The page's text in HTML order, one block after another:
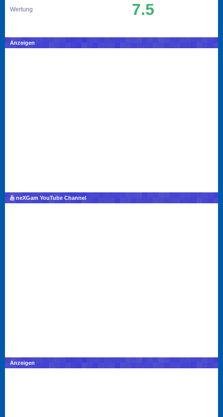
Wertung 7.5
Anzeigen
neXGam YouTube Channel
Anzeigen